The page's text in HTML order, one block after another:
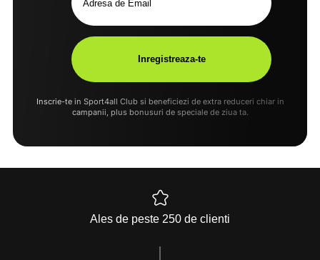
Inscrie-te in Sport4all Club si beneficiezi de extra reduceri chiar in
campanii, plus bonusuri de speciale de ziua ta.
Ales de peste 250 de clienti